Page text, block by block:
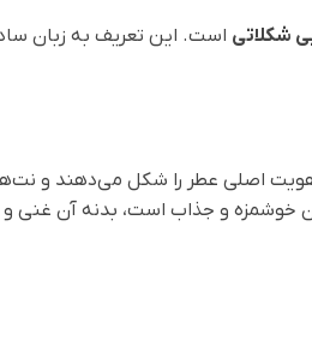
شکلاتی است. این تعریف به زبان
اصلی عطر را شکل می‌دهند و
و جذاب است، بدنه آن غنی و